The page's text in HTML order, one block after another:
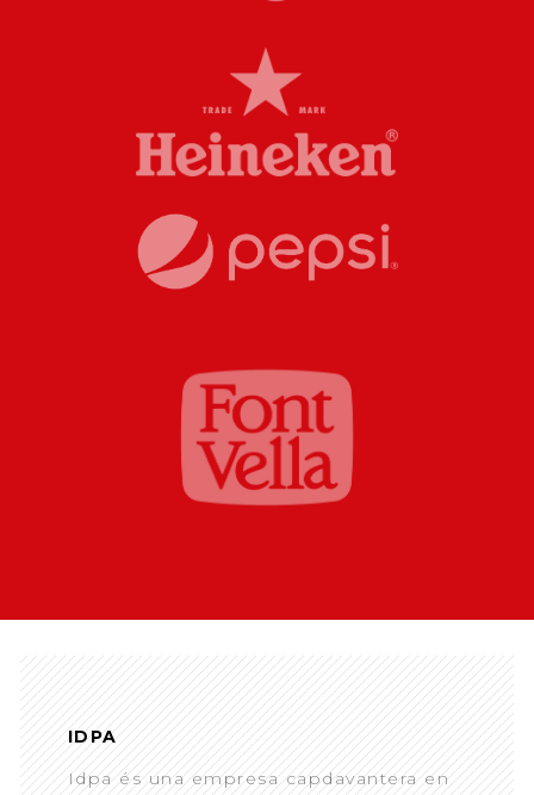
IDPA
Idpa és una empresa capdavantera en